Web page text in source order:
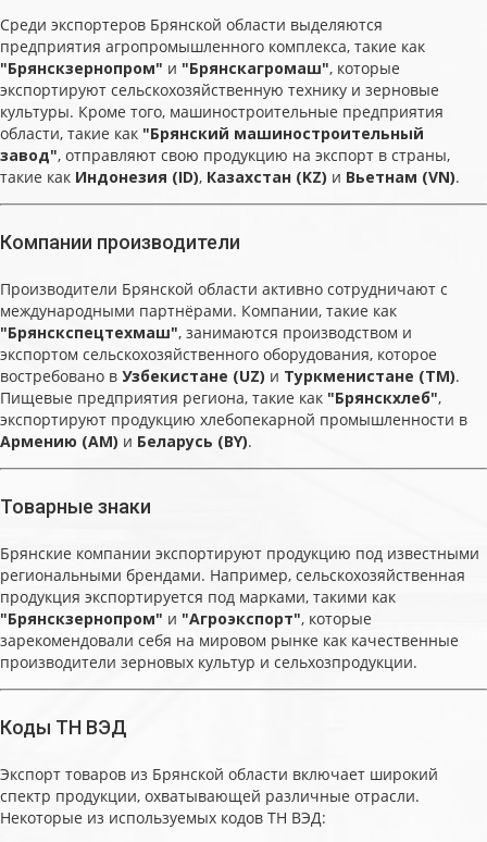
Среди экспортеров Брянской области выделяются
предприятия агропромышленного комплекса, такие как
"Брянскзернопром" и "Брянскагромаш", которые
экспортируют сельскохозяйственную технику и зерновые
культуры. Кроме того, машиностроительные предприятия
области, такие как "Брянский машиностроительный
завод", отправляют свою продукцию на экспорт в страны,
такие как Индонезия (ID), Казахстан (KZ) и Вьетнам (VN).
Компании производители
Производители Брянской области активно сотрудничают с
международными партнёрами. Компании, такие как
"Брянскспецтехмаш", занимаются производством и
экспортом сельскохозяйственного оборудования, которое
востребовано в Узбекистане (UZ) и Туркменистане (TM).
Пищевые предприятия региона, такие как "Брянскхлеб",
экспортируют продукцию хлебопекарной промышленности в
Армению (AM) и Беларусь (BY).
Товарные знаки
Брянские компании экспортируют продукцию под известными
региональными брендами. Например, сельскохозяйственная
продукция экспортируется под марками, такими как
"Брянскзернопром" и "Агроэкспорт", которые
зарекомендовали себя на мировом рынке как качественные
производители зерновых культур и сельхозпродукции.
Коды ТН ВЭД
Экспорт товаров из Брянской области включает широкий
спектр продукции, охватывающей различные отрасли.
Некоторые из используемых кодов ТН ВЭД: